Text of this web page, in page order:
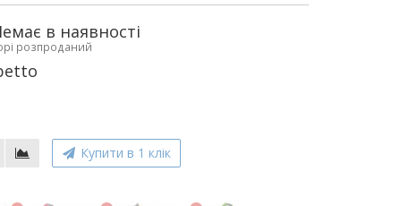
в наявності
розпроданий
Купити в 1 клік